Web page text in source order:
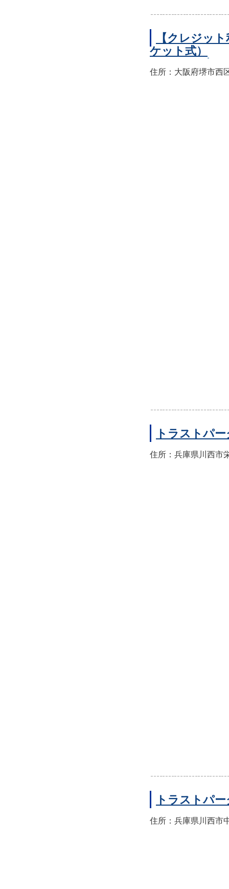
【クレジッ
ケット式）
住所：大阪府堺市西
トラストパ
住所：兵庫県川西市
トラストパ
住所：兵庫県川西市